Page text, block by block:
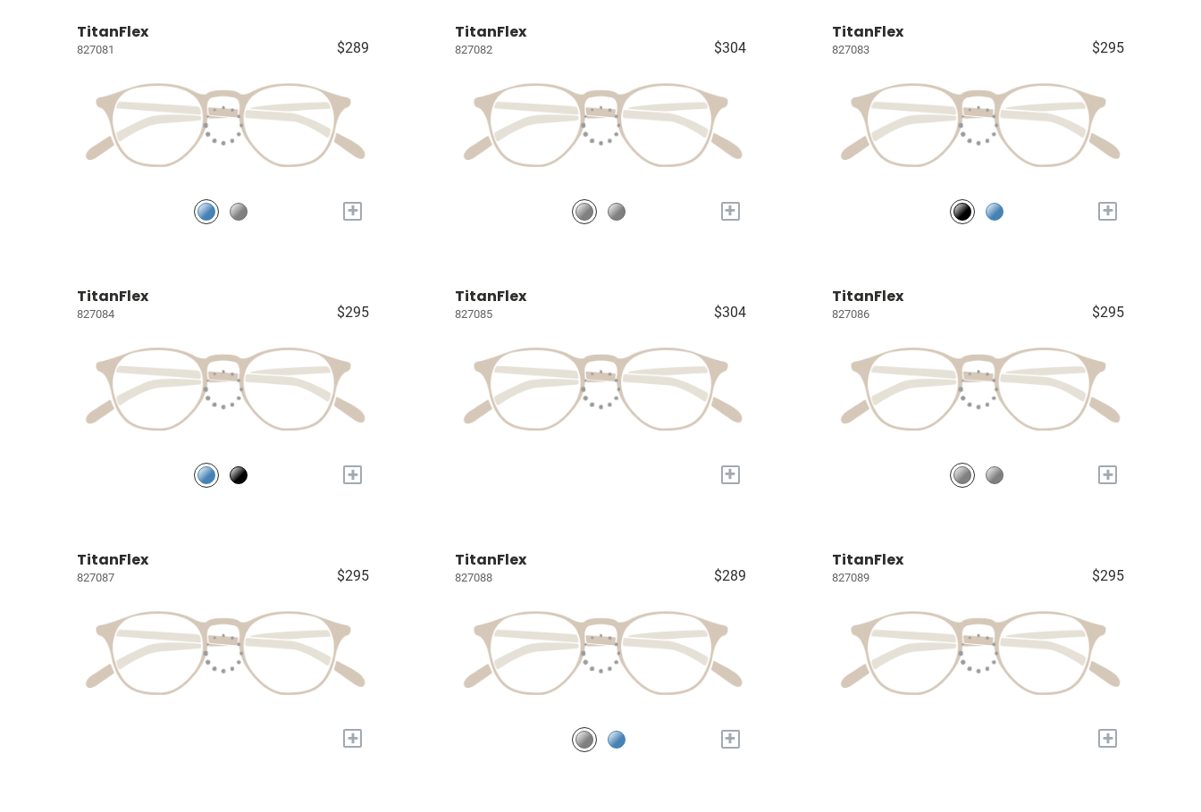
TitanFlex
827081 $289
+
TitanFlex
827082 $304
+
TitanFlex
827083 $295
+
TitanFlex
827084 $295
+
TitanFlex
827085 $304
+
TitanFlex
827086 $295
+
TitanFlex
827087 $295
+
TitanFlex
827088 $289
+
TitanFlex
827089 $295
+